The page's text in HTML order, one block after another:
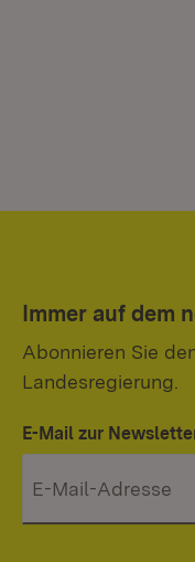
Immer auf dem
Abonnieren Sie
Landesregierung.
E-Mail zur